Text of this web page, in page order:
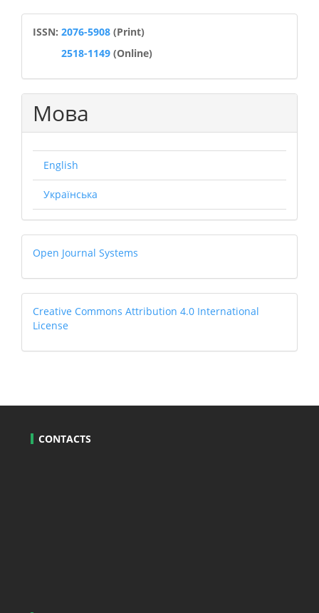
ISSN
ISSN: 2076-5908 (Print)
2518-1149 (Online)
Мова
English
Українська
Open
Journal
Systems
Open Journal Systems
Creative
Creative Commons Attribution 4.0 International
License
CONTACTS